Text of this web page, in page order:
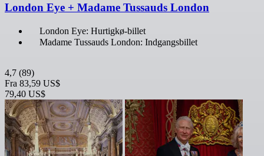
London Eye + Madame Tussauds London
London Eye: Hurtigkø-billet
Madame Tussauds London: Indgangsbillet
4,7 (89)
Fra 83,59 US$
79,40 US$